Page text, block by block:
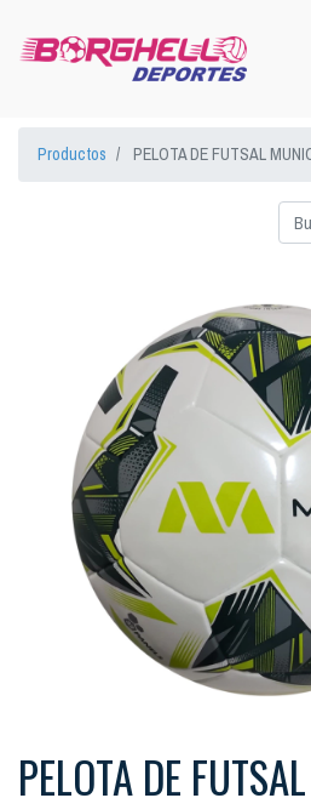
Productos PELOTA DE FUTSAL
PELOTA DE